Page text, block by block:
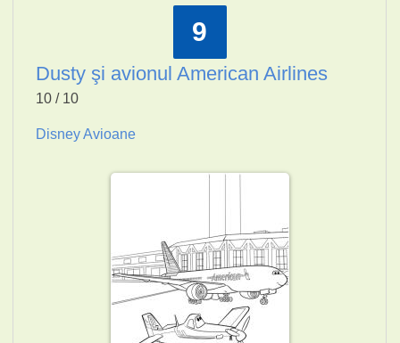
9
Dusty şi avionul American Airlines
10 / 10
Disney Avioane